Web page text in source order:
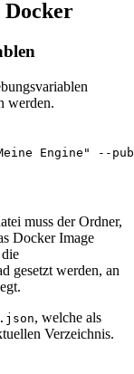
werden.
Engine" --
muss der Ordner,
Docker Image
gesetzt werden, an
, welche als
Verzeichnis.